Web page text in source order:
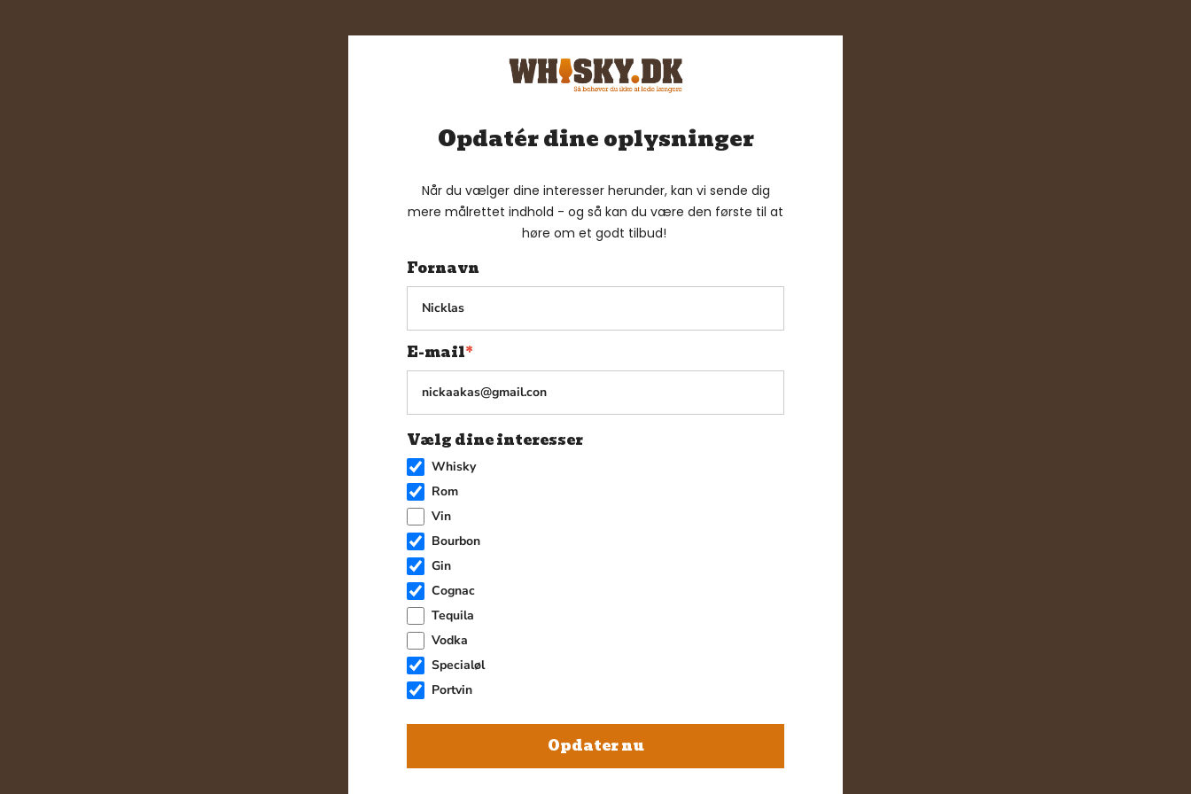
Opdatér dine oplysninger
Når du vælger dine interesser herunder, kan vi sende dig
mere målrettet indhold - og så kan du være den første til at
høre om et godt tilbud!
Fornavn
E-mail*
Vælg dine interesser
Whisky
Rom
Vin
Bourbon
Gin
Cognac
Tequila
Vodka
Specialøl
Portvin
Opdater nu